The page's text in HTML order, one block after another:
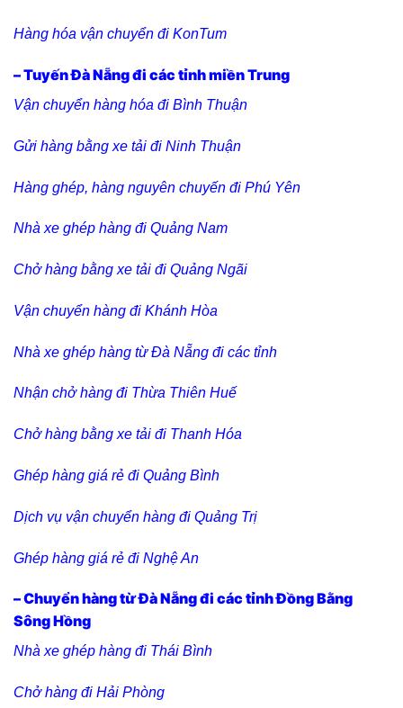
Hàng hóa vận chuyển đi KonTum
– Tuyến Đà Nẵng đi các tỉnh miền Trung
Vận chuyển hàng hóa đi Bình Thuận
Gửi hàng bằng xe tải đi Ninh Thuận
Hàng ghép, hàng nguyên chuyến đi Phú Yên
Nhà xe ghép hàng đi Quảng Nam
Chở hàng bằng xe tải đi Quảng Ngãi
Vận chuyển hàng đi Khánh Hòa
Nhà xe ghép hàng từ Đà Nẵng đi các tỉnh
Nhận chở hàng đi Thừa Thiên Huế
Chở hàng bằng xe tải đi Thanh Hóa
Ghép hàng giá rẻ đi Quảng Bình
Dịch vụ vận chuyển hàng đi Quảng Trị
Ghép hàng giá rẻ đi Nghệ An
– Chuyển hàng từ Đà Nẵng đi các tỉnh Đồng Bằng
Sông Hồng
Nhà xe ghép hàng đi Thái Bình
Chở hàng đi Hải Phòng